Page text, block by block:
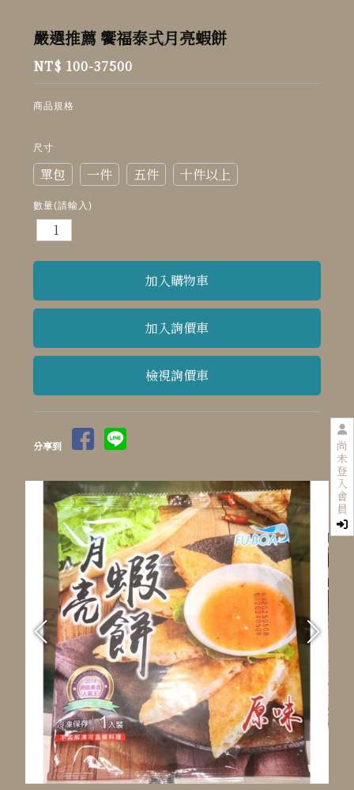
尚
未
登
入
會
員
嚴選推薦 饗福泰式月亮蝦餅
NT$ 100-37500
商品規格
尺寸
單包 一件 五件 十件以上
數量(請輸入)
檢視詢價車
分享到